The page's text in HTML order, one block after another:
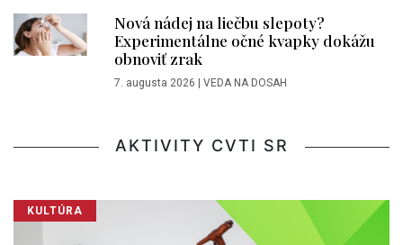
Nová nádej na liečbu slepoty?
Experimentálne očné kvapky dokážu
obnoviť zrak
7. augusta 2026 VEDA NA DOSAH
AKTIVITY CVTI SR
KULTÚRA